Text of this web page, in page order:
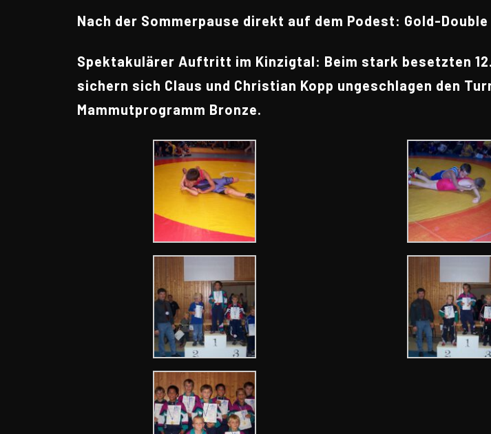
Nach der Sommerpause direkt auf dem Podest: Gold-
Spektakulärer Auftritt im Kinzigtal: Beim stark besetzten
sichern sich Claus und Christian Kopp ungeschlagen den
Mammutprogramm Bronze.